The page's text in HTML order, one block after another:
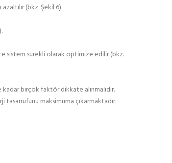
(bkz. Şekil 6).
sistem sürekli olarak optimize edilir (bkz.
birçok faktör dikkate alınmalıdır.
maksimuma çıkarmaktadır.